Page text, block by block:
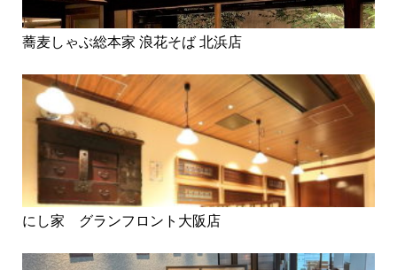
蕎麦しゃぶ総本家 浪花そば 北浜店
にし家 グランフロント大阪店